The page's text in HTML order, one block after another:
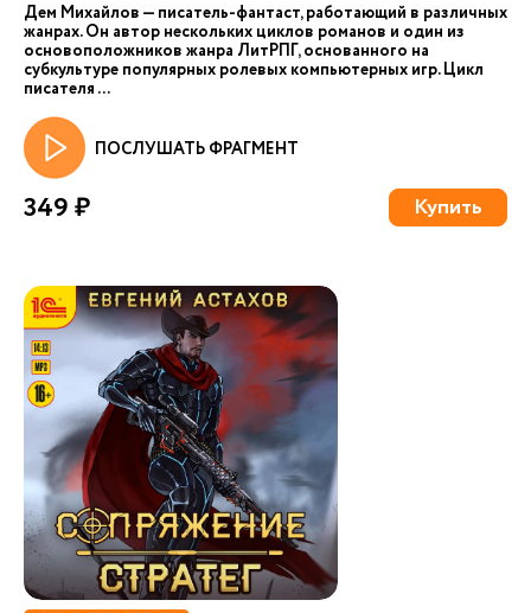
Дем Михайлов — писатель-фантаст, работающий в различных
жанрах. Он автор нескольких циклов романов и один из
основоположников жанра ЛитРПГ, основанного на
субкультуре популярных ролевых компьютерных игр. Цикл
писателя ...
ПОСЛУШАТЬ ФРАГМЕНТ
349 ₽ Купить